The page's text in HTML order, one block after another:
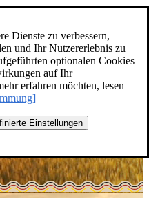
Dienste zu verbessern,
und Ihr Nutzererlebnis zu
optionalen Cookies
auf Ihr
erfahren möchten, lesen
Einstellungen